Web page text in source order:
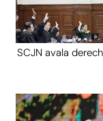
SCJN avala